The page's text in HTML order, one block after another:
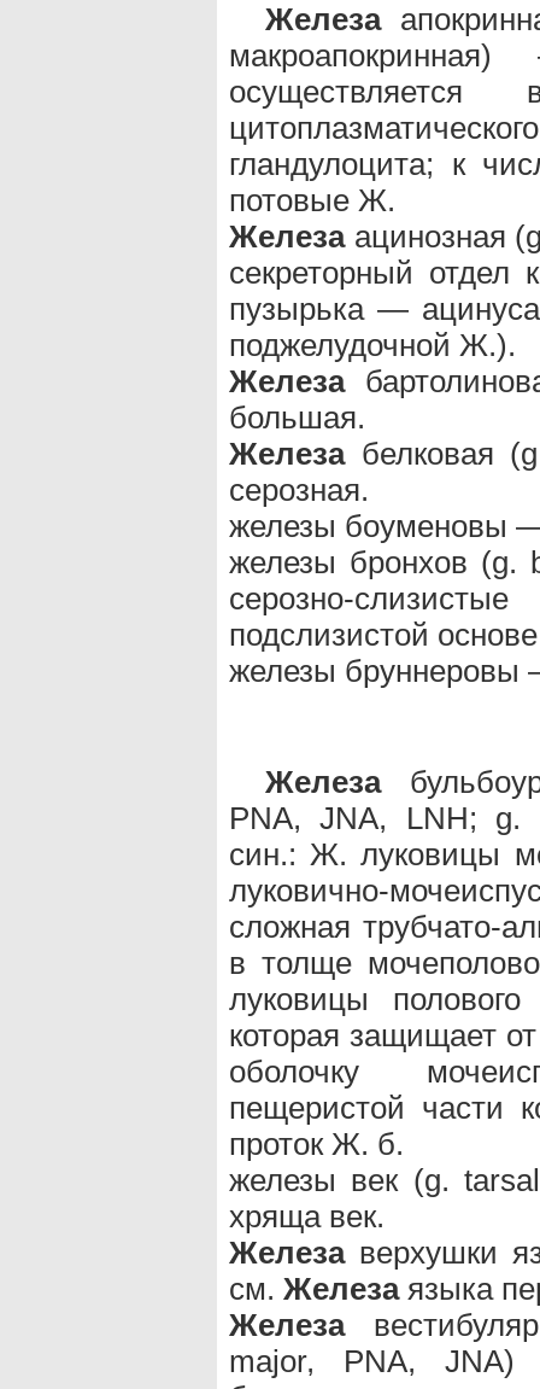
Железа
осуществляется
гландулоцита; к
потовые Ж.
Железаацинозная
секреторный отдел
пузырька —
поджелудочной Ж.).
Железа
большая.
Железабелковая
серозная.
железы боуменовы
железы бронхов (g.
серозно-
подслизистой
железы
Железа
PNA, JNA, LNH; g.
син.: Ж. луковицы
луковично-
сложная трубчато-
в толще
луковицы
которая защищает
оболочку
пещеристой части
проток Ж. б.
железы век (g.
хряща век.
Железаверхушки
см. Железаязыка
Железа
major, PNA,